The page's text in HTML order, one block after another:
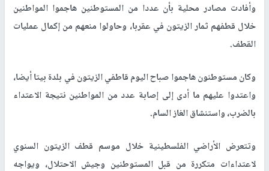
وأفادت مصادر محلية بأن عددا من المستوطنين هاجموا المواطنين
خلال قطفهم ثمار الزيتون في عقربا، وحاولوا منعهم من إكمال عمليات
القطف.
وكان مستوطنون هاجموا صباح اليوم قاطفي الزيتون في بلدة بيتا أيضا،
واعتدوا عليهم ما أدى إلى إصابة عدد من المواطنين نتيجة الاعتداء
بالضرب، واستنشاق الغاز السام.
وتتعرض الأراضي الفلسطينية خلال موسم قطف الزيتون السنوي
لاعتداءات متكررة من قبل المستوطنين وجيش الاحتلال، ويواجه